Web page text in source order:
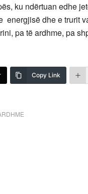
ku ndërtuan edhe
energjisë dhe e trurit
pa të ardhme, pa
Copy Link